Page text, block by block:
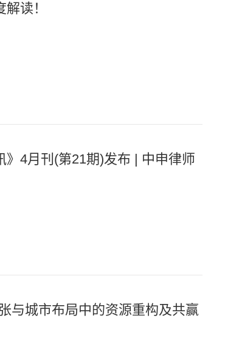
读！
》4月刊(第21期)发布 | 中申律师
与城市布局中的资源重构及共赢